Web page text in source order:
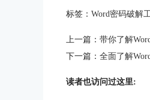
标签： Word密码破解
上一篇： 带你了解
下一篇： 全面了解
读者也访问过这里: